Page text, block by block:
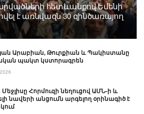
հետևանքով Եմենի
է առնվազն 30 զինծառայող
Արաբիան, Թուրքիան և Պակիստանը
պակտ կստորագրեն
Հորմուզի նեղուցով ԱՄՆ-ի և
նավերի անցումն արգելող օրինագիծ է